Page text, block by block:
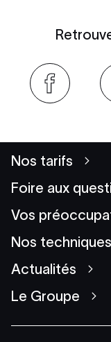
Nos tarifs
Foire aux
Vos
Nos techniques
Actualités
Le Groupe